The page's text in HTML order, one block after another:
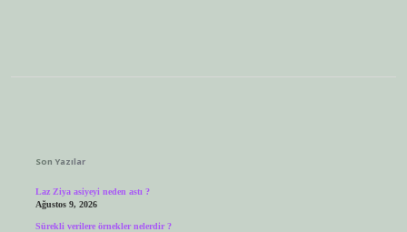
Son Yazılar
Laz Ziya asiyeyi neden astı ?
Ağustos 9, 2026
Sürekli verilere örnekler nelerdir ?